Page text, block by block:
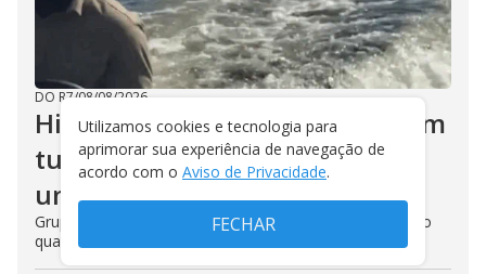
DO R7/08/08/2026
Hipopótamo persegue barco com
turistas em Botsuana: ‘Parece
um golfinho gigante’
Grupo viajava de um acampamento de safári para outro
quando foi surpreendido pelo animal
Utilizamos cookies e tecnologia para
aprimorar sua experiência de navegação de
acordo com o Aviso de Privacidade.
FECHAR